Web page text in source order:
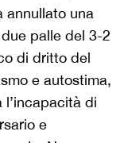
annullato una
palle del 3-2
di dritto del
e autostima,
di
e